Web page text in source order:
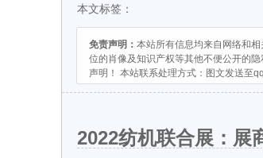
本文标签：
免责声明： 本站所有信息均来自网络和
位的肖像及知识产权等其他不便公开的
声明！ 本站联系处理方式：图文发送至
2022纺机联合展：展